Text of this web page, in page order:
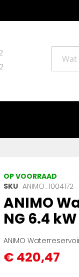
OP VOORRAAD
SKU ANIMO_1004172
ANIMO
NG 6.4
ANIMO Waterreservoir
€ 420,47